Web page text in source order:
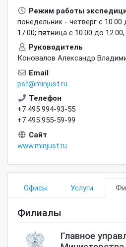
Режим работы
понедельник - четверг с 10.00
17.00; пятница с 10.00 до
Руководитель
Коновалов Александр
Email
pst@minjust.ru
Телефон
+7 495 994-93-55
+7 495 955-59-99
Сайт
www.minjust.ru
Офисы Услуги
Филиалы
Главное